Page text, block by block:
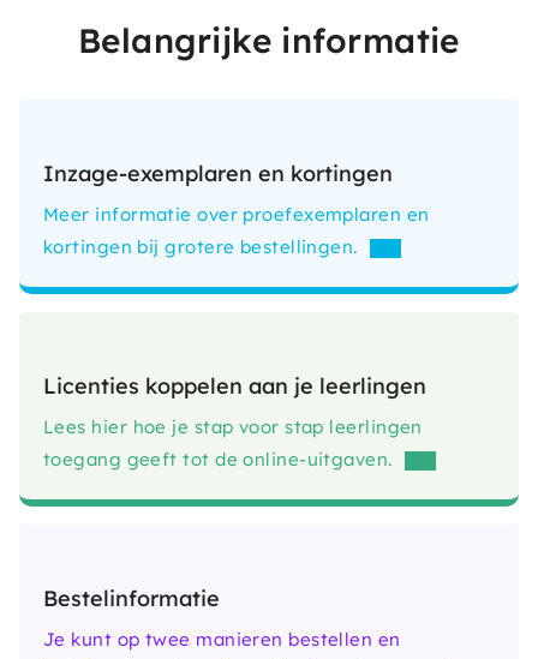
Belangrijke informatie
Inzage-exemplaren en kortingen
Meer informatie over proefexemplaren en
kortingen bij grotere bestellingen.
Licenties koppelen aan je leerlingen
Lees hier hoe je stap voor stap leerlingen
toegang geeft tot de online-uitgaven.
Bestelinformatie
Je kunt op twee manieren bestellen en